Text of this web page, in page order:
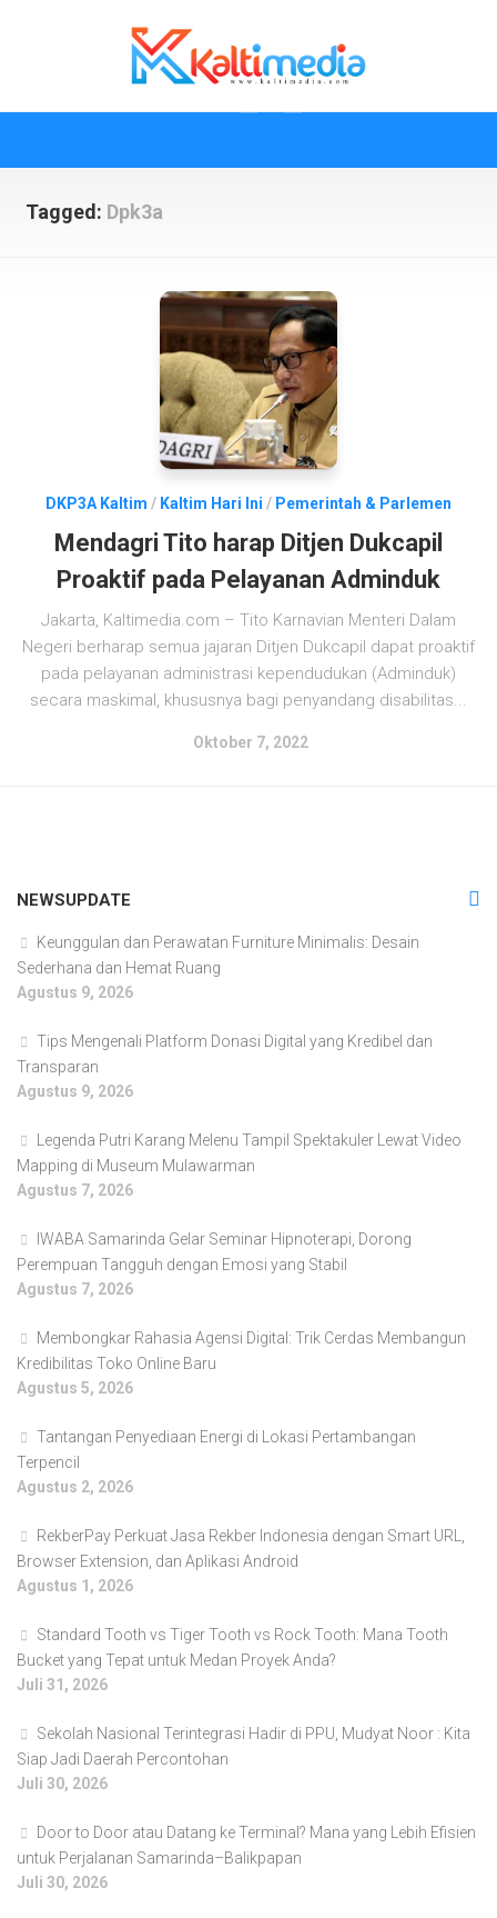
Tagged: Dpk3a
DKP3A Kaltim / Kaltim Hari Ini / Pemerintah & Parlemen
Mendagri Tito harap Ditjen Dukcapil
Proaktif pada Pelayanan Adminduk
Jakarta, Kaltimedia.com – Tito Karnavian Menteri Dalam
Negeri berharap semua jajaran Ditjen Dukcapil dapat proaktif
pada pelayanan administrasi kependudukan (Adminduk)
secara maskimal, khususnya bagi penyandang disabilitas...
Oktober 7, 2022
NEWSUPDATE
Keunggulan dan Perawatan Furniture Minimalis: Desain
Sederhana dan Hemat Ruang
Agustus 9, 2026
Tips Mengenali Platform Donasi Digital yang Kredibel dan
Transparan
Agustus 9, 2026
Legenda Putri Karang Melenu Tampil Spektakuler Lewat Video
Mapping di Museum Mulawarman
Agustus 7, 2026
IWABA Samarinda Gelar Seminar Hipnoterapi, Dorong
Perempuan Tangguh dengan Emosi yang Stabil
Agustus 7, 2026
Membongkar Rahasia Agensi Digital: Trik Cerdas Membangun
Kredibilitas Toko Online Baru
Agustus 5, 2026
Tantangan Penyediaan Energi di Lokasi Pertambangan
Terpencil
Agustus 2, 2026
RekberPay Perkuat Jasa Rekber Indonesia dengan Smart URL,
Browser Extension, dan Aplikasi Android
Agustus 1, 2026
Standard Tooth vs Tiger Tooth vs Rock Tooth: Mana Tooth
Bucket yang Tepat untuk Medan Proyek Anda?
Juli 31, 2026
Sekolah Nasional Terintegrasi Hadir di PPU, Mudyat Noor : Kita
Siap Jadi Daerah Percontohan
Juli 30, 2026
Door to Door atau Datang ke Terminal? Mana yang Lebih Efisien
untuk Perjalanan Samarinda–Balikpapan
Juli 30, 2026